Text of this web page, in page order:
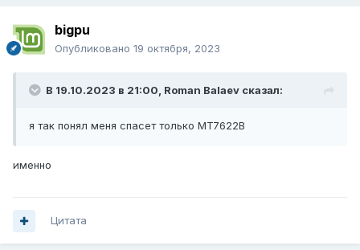
bigpu
Опубликовано 19 октября, 2023
В 19.10.2023 в 21:00, Roman Balaev сказал:
я так понял меня спасет только MT7622B
именно
Цитата